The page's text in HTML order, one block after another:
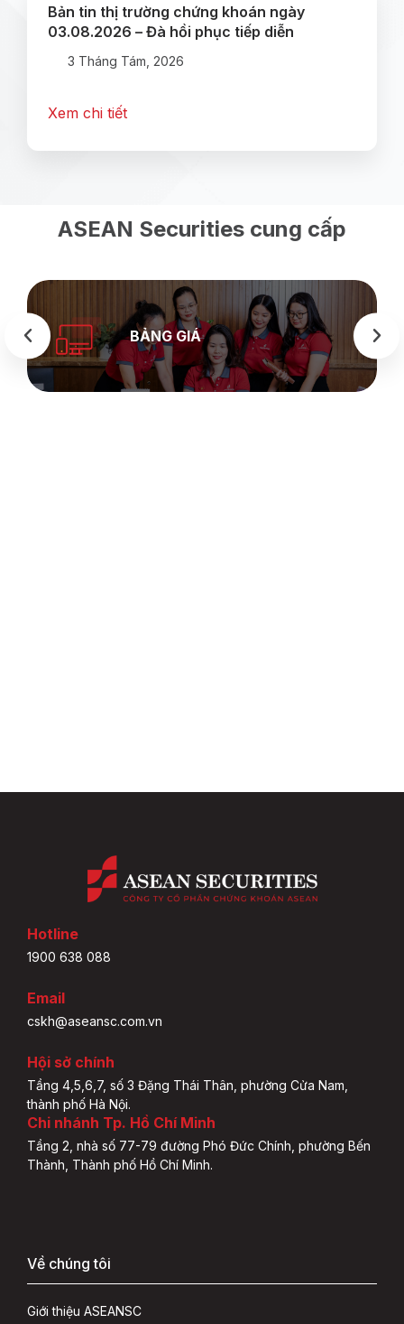
Bản tin thị trường chứng khoán ngày
03.08.2026 – Đà hồi phục tiếp diễn
3 Tháng Tám, 2026
Xem chi tiết
ASEAN Securities cung cấp
BẢNG GIÁ
Hotline
1900 638 088
Email
cskh@aseansc.com.vn
Hội sở chính
Tầng 4,5,6,7, số 3 Đặng Thái Thân, phường Cửa Nam,
thành phố Hà Nội.
Chi nhánh Tp. Hồ Chí Minh
Tầng 2, nhà số 77-79 đường Phó Đức Chính, phường Bến
Thành, Thành phố Hồ Chí Minh.
Về chúng tôi
Giới thiệu ASEANSC